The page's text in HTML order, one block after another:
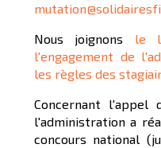
Nous joignons le
l'engagement de
les règles des
Concernant l'appel
l'administration a
concours national